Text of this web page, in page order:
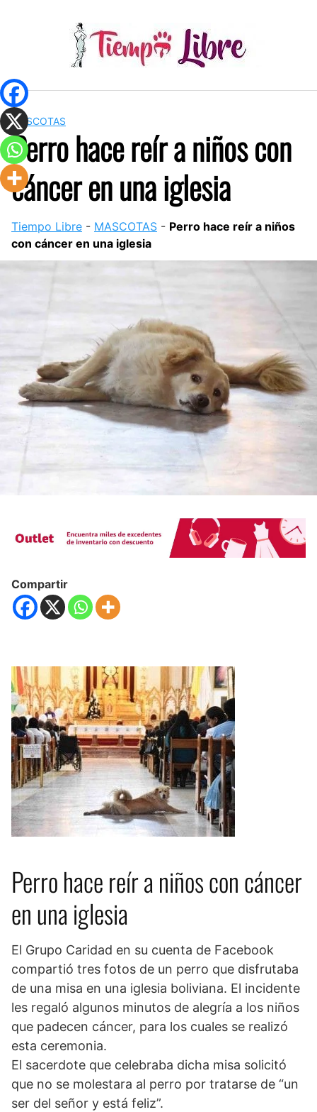
MASCOTAS
Perro hace reír a niños con
cáncer en una iglesia
Tiempo Libre - MASCOTAS - Perro hace reír a niños
con cáncer en una iglesia
Compartir
Perro hace reír a niños con cáncer
en una iglesia
El Grupo Caridad en su cuenta de Facebook
compartió tres fotos de un perro que disfrutaba
de una misa en una iglesia boliviana. El incidente
les regaló algunos minutos de alegría a los niños
que padecen cáncer, para los cuales se realizó
esta ceremonia.
El sacerdote que celebraba dicha misa solicitó
que no se molestara al perro por tratarse de “un
ser del señor y está feliz”.